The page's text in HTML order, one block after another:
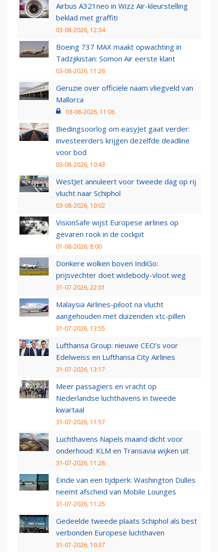
Airbus A321neo in Wizz Air-kleurstelling
beklad met graffiti
03-08-2026, 12:34
Boeing 737 MAX maakt opwachting in
Tadzjikistan: Somon Air eerste klant
03-08-2026, 11:26
Geruzie over officiële naam vliegveld van
Mallorca
03-08-2026, 11:06
Biedingsoorlog om easyJet gaat verder:
investeerders krijgen dezelfde deadline
voor bod
03-08-2026, 10:43
WestJet annuleert voor tweede dag op rij
vlucht naar Schiphol
03-08-2026, 10:02
VisionSafe wijst Europese airlines op
gevaren rook in de cockpit
01-08-2026, 8:00
Donkere wolken boven IndiGo:
prijsvechter doet widebody-vloot weg
31-07-2026, 22:01
Malaysia Airlines-piloot na vlucht
aangehouden met duizenden xtc-pillen
31-07-2026, 13:55
Lufthansa Group: nieuwe CEO’s voor
Edelweiss en Lufthansa City Airlines
31-07-2026, 13:17
Meer passagiers en vracht op
Nederlandse luchthavens in tweede
kwartaal
31-07-2026, 11:57
Luchthavens Napels maand dicht voor
onderhoud: KLM en Transavia wijken uit
31-07-2026, 11:28
Einde van een tijdperk: Washington Dulles
neemt afscheid van Mobile Lounges
31-07-2026, 11:25
Gedeelde tweede plaats Schiphol als best
verbonden Europese luchthaven
31-07-2026, 10:37